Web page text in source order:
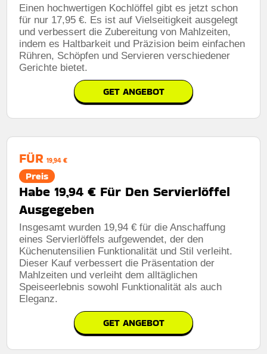
Einen hochwertigen Kochlöffel gibt es jetzt schon
für nur 17,95 €. Es ist auf Vielseitigkeit ausgelegt
und verbessert die Zubereitung von Mahlzeiten,
indem es Haltbarkeit und Präzision beim einfachen
Rühren, Schöpfen und Servieren verschiedener
Gerichte bietet.
GET ANGEBOT
FÜR 19,94 €
Preis
Habe 19,94 € Für Den Servierlöffel
Ausgegeben
Insgesamt wurden 19,94 € für die Anschaffung
eines Servierlöffels aufgewendet, der den
Küchenutensilien Funktionalität und Stil verleiht.
Dieser Kauf verbessert die Präsentation der
Mahlzeiten und verleiht dem alltäglichen
Speiseerlebnis sowohl Funktionalität als auch
Eleganz.
GET ANGEBOT